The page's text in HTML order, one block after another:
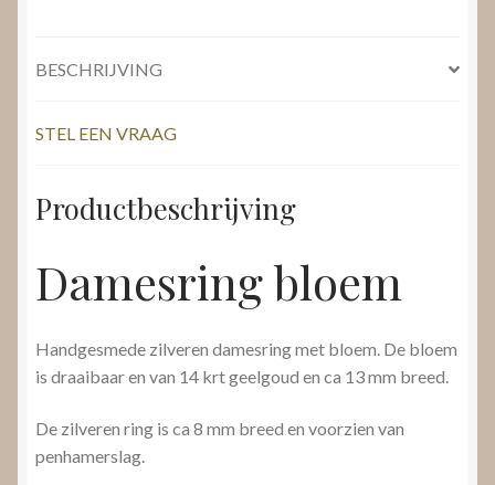
BESCHRIJVING
STEL EEN VRAAG
Productbeschrijving
Damesring bloem
Handgesmede zilveren damesring met bloem. De bloem
is draaibaar en van 14 krt geelgoud en ca 13 mm breed.
De zilveren ring is ca 8 mm breed en voorzien van
penhamerslag.